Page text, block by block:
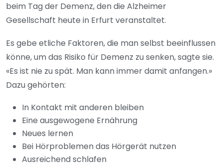
beim Tag der Demenz, den die Alzheimer
Gesellschaft heute in Erfurt veranstaltet.
Es gebe etliche Faktoren, die man selbst beeinflussen
könne, um das Risiko für Demenz zu senken, sagte sie.
«Es ist nie zu spät. Man kann immer damit anfangen.»
Dazu gehörten:
In Kontakt mit anderen bleiben
Eine ausgewogene Ernährung
Neues lernen
Bei Hörproblemen das Hörgerät nutzen
Ausreichend schlafen